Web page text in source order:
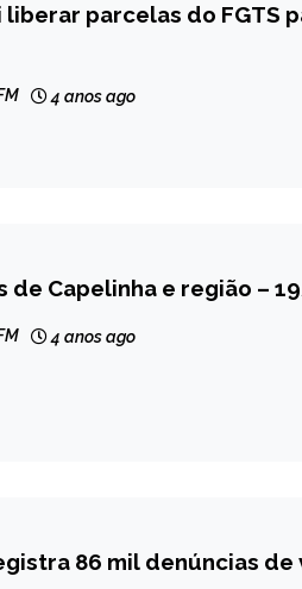
liberar parcelas do FGTS
4 anos ago
de Capelinha e região –
4 anos ago
86 mil denúncias